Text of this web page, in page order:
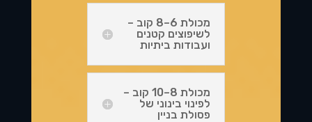
מכולת 6–8 קוב –
לשיפוצים קטנים
ועבודות ביתיות
מכולת 8–10 קוב –
לפינוי בינוני של
פסולת בניין